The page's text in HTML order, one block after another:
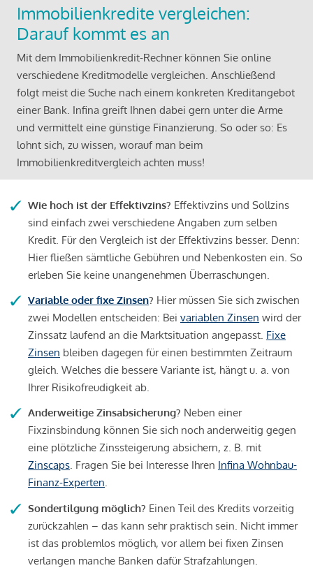
Immobilienkredite vergleichen:
Darauf kommt es an
Mit dem Immobilienkredit-Rechner können Sie online
verschiedene Kreditmodelle vergleichen. Anschließend
folgt meist die Suche nach einem konkreten Kreditangebot
einer Bank. Infina greift Ihnen dabei gern unter die Arme
und vermittelt eine günstige Finanzierung. So oder so: Es
lohnt sich, zu wissen, worauf man beim
Immobilienkreditvergleich achten muss!
Wie hoch ist der Effektivzins? Effektivzins und Sollzins
sind einfach zwei verschiedene Angaben zum selben
Kredit. Für den Vergleich ist der Effektivzins besser. Denn:
Hier fließen sämtliche Gebühren und Nebenkosten ein. So
erleben Sie keine unangenehmen Überraschungen.
Variable oder fixe Zinsen? Hier müssen Sie sich zwischen
zwei Modellen entscheiden: Bei variablen Zinsen wird der
Zinssatz laufend an die Marktsituation angepasst. Fixe
Zinsen bleiben dagegen für einen bestimmten Zeitraum
gleich. Welches die bessere Variante ist, hängt u. a. von
Ihrer Risikofreudigkeit ab.
Anderweitige Zinsabsicherung? Neben einer
Fixzinsbindung können Sie sich noch anderweitig gegen
eine plötzliche Zinssteigerung absichern, z. B. mit
Zinscaps. Fragen Sie bei Interesse Ihren Infina Wohnbau-
Finanz-Experten.
Sondertilgung möglich? Einen Teil des Kredits vorzeitig
zurückzahlen – das kann sehr praktisch sein. Nicht immer
ist das problemlos möglich, vor allem bei fixen Zinsen
verlangen manche Banken dafür Strafzahlungen.